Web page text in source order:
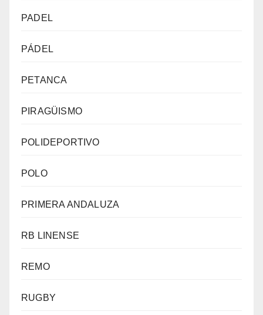
PADEL
PÁDEL
PETANCA
PIRAGÜISMO
POLIDEPORTIVO
POLO
PRIMERA ANDALUZA
RB LINENSE
REMO
RUGBY